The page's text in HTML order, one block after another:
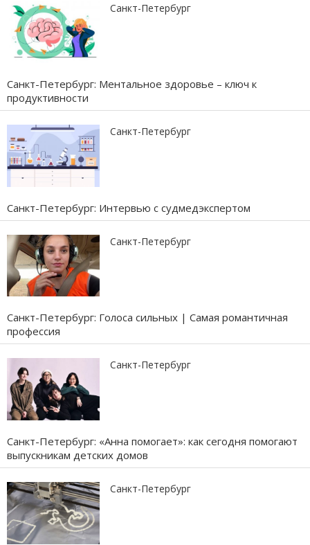
Санкт-Петербург
Санкт-Петербург: Ментальное здоровье – ключ к
продуктивности
Санкт-Петербург
Санкт-Петербург: Интервью с судмедэкспертом
Санкт-Петербург
Санкт-Петербург: Голоса сильных | Самая романтичная
профессия
Санкт-Петербург
Санкт-Петербург: «Анна помогает»: как сегодня помогают
выпускникам детских домов
Санкт-Петербург